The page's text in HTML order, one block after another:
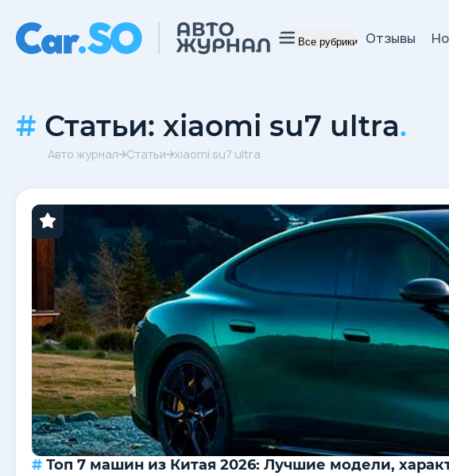
Все рубрики Отзывы
Статьи: xiaomi su7 ultra.
Авто журнал Статьи xiaomi su7 ultra
Топ 7 машин из Китая 2026: Лучшие модели,